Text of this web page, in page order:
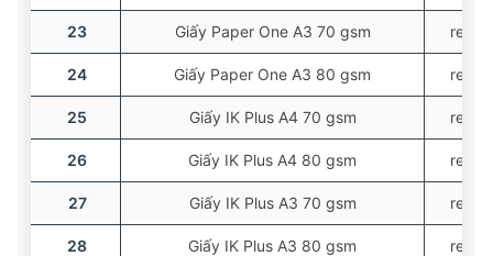
23 Giấy Paper One A3 70 gsm ream
24 Giấy Paper One A3 80 gsm ream
25 Giấy IK Plus A4 70 gsm ream
26 Giấy IK Plus A4 80 gsm ream
27 Giấy IK Plus A3 70 gsm ream
28 Giấy IK Plus A3 80 gsm ream